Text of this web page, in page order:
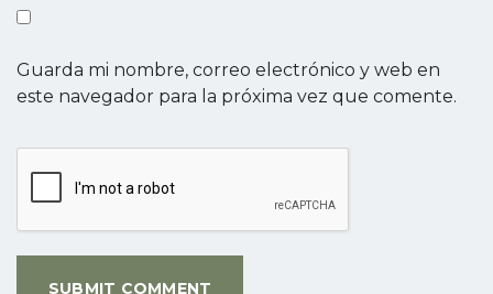
Guarda mi nombre, correo electrónico y web en
este navegador para la próxima vez que comente.